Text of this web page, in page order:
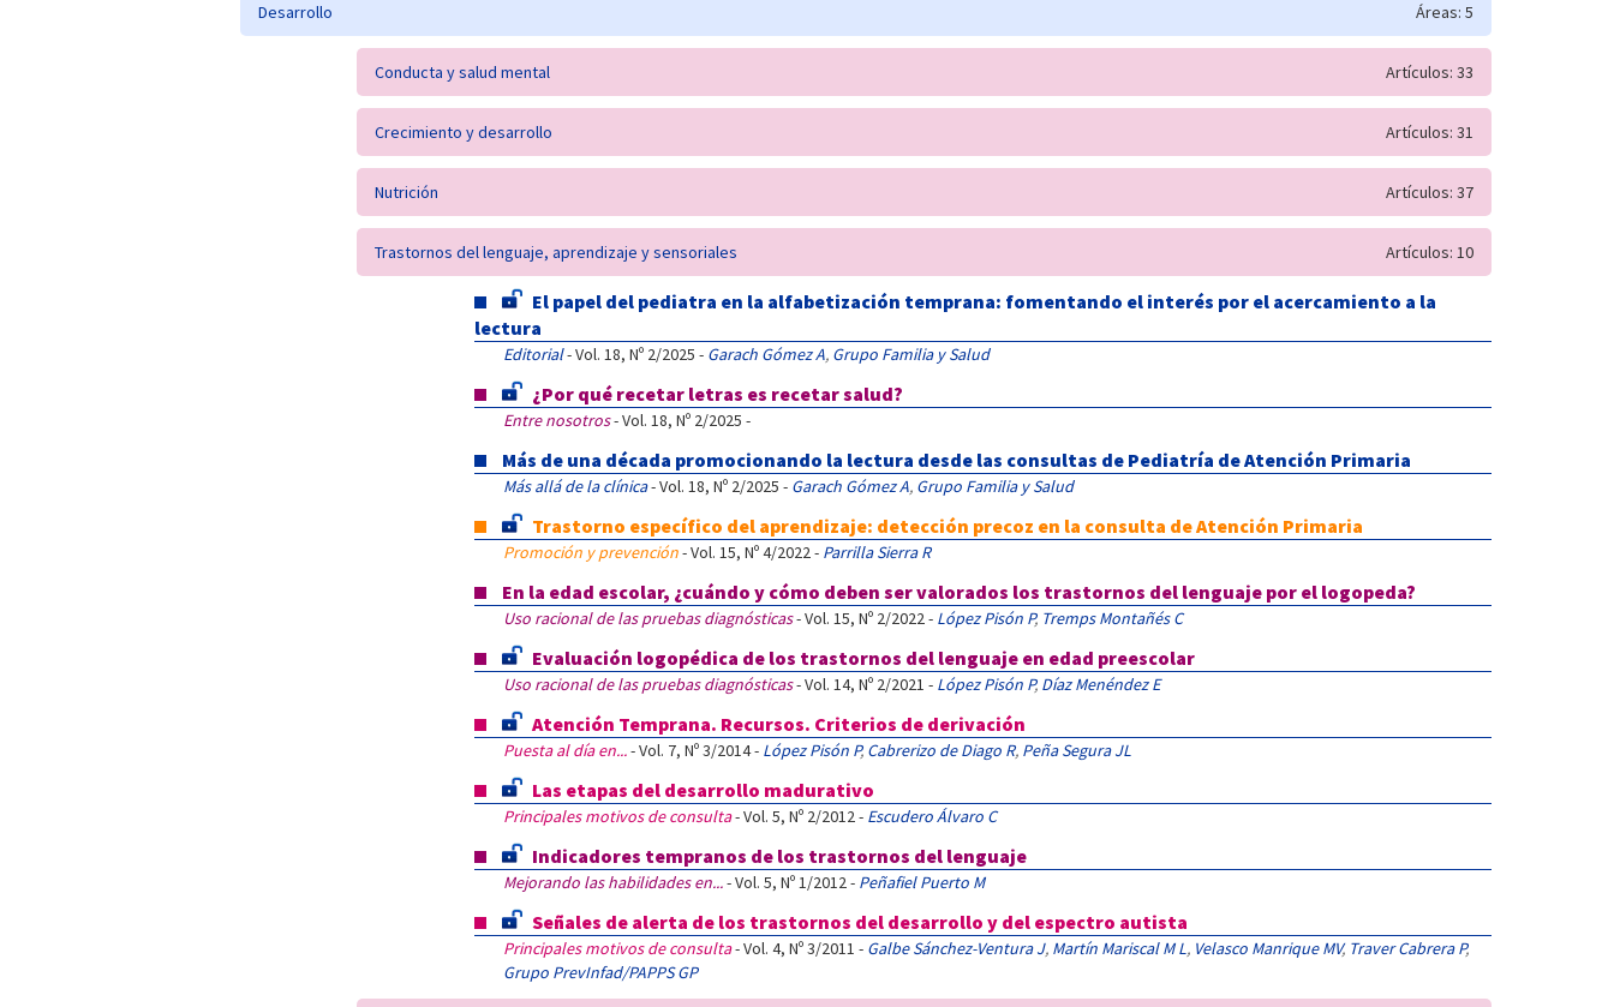
Desarrollo Áreas: 5
Conducta y salud mental Artículos: 33
Crecimiento y desarrollo Artículos: 31
Nutrición Artículos: 37
Trastornos del lenguaje, aprendizaje y sensoriales Artículos: 10
El papel del pediatra en la alfabetización temprana: fomentando el interés por el acercamiento a la
lectura
Editorial- Vol. 18, Nº 2/2025 - Garach Gómez A, Grupo Familia y Salud
¿Por qué recetar letras es recetar salud?
Entre nosotros- Vol. 18, Nº 2/2025 -
Más de una década promocionando la lectura desde las consultas de Pediatría de Atención Primaria
Más allá de la clínica- Vol. 18, Nº 2/2025 - Garach Gómez A, Grupo Familia y Salud
Trastorno específico del aprendizaje: detección precoz en la consulta de Atención Primaria
Promoción y prevención- Vol. 15, Nº 4/2022 - Parrilla Sierra R
En la edad escolar, ¿cuándo y cómo deben ser valorados los trastornos del lenguaje por el logopeda?
Uso racional de las pruebas diagnósticas- Vol. 15, Nº 2/2022 - López Pisón P, Tremps Montañés C
Evaluación logopédica de los trastornos del lenguaje en edad preescolar
Uso racional de las pruebas diagnósticas- Vol. 14, Nº 2/2021 - López Pisón P, Díaz Menéndez E
Atención Temprana. Recursos. Criterios de derivación
Puesta al día en...- Vol. 7, Nº 3/2014 - López Pisón P, Cabrerizo de Diago R, Peña Segura JL
Las etapas del desarrollo madurativo
Principales motivos de consulta- Vol. 5, Nº 2/2012 - Escudero Álvaro C
Indicadores tempranos de los trastornos del lenguaje
Mejorando las habilidades en...- Vol. 5, Nº 1/2012 - Peñafiel Puerto M
Señales de alerta de los trastornos del desarrollo y del espectro autista
Principales motivos de consulta- Vol. 4, Nº 3/2011 - Galbe Sánchez-Ventura J, Martín Mariscal M L, Velasco Manrique MV, Traver Cabrera P,
Grupo PrevInfad/PAPPS GP